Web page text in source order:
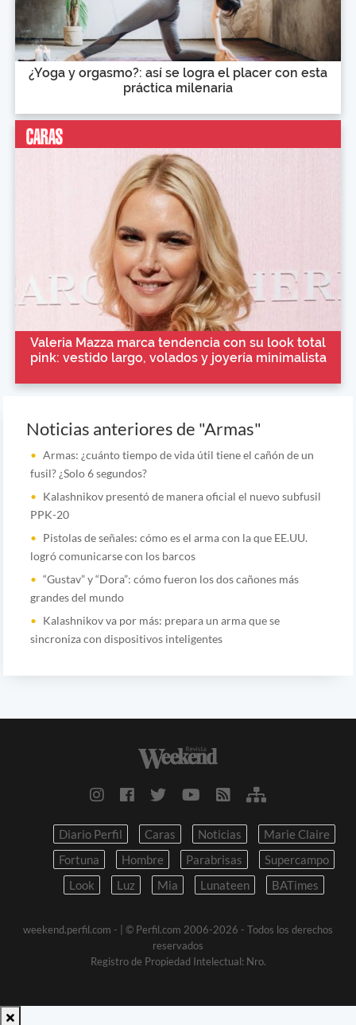
¿Yoga y orgasmo?: así se logra el placer con esta
práctica milenaria
Valeria Mazza marca tendencia con su look total
pink: vestido largo, volados y joyería minimalista
Noticias anteriores de "Armas"
Armas: ¿cuánto tiempo de vida útil tiene el cañón de un
fusil? ¿Solo 6 segundos?
Kalashnikov presentó de manera oficial el nuevo subfusil
PPK-20
Pistolas de señales: cómo es el arma con la que EE.UU.
logró comunicarse con los barcos
“Gustav” y “Dora”: cómo fueron los dos cañones más
grandes del mundo
Kalashnikov va por más: prepara un arma que se
sincroniza con dispositivos inteligentes
Diario Perfil Caras Noticias
Marie Claire
Fortuna
Hombre Parabrisas
Supercampo
Look
Luz Mia Lunateen BATimes
weekend.perfil.com - | © Perfil.com 2006-2026 - Todos los derechos
reservados
Registro de Propiedad Intelectual: Nro.